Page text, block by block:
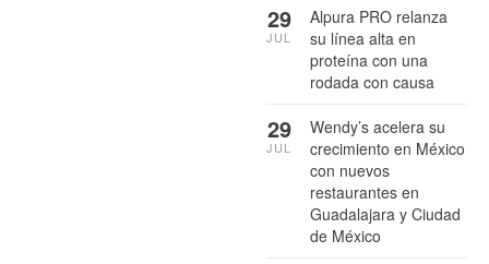
Alpura PRO relanza
su línea alta en
proteína con una
rodada con causa
29
JUL
Wendy’s acelera su
crecimiento en México
con nuevos
restaurantes en
Guadalajara y Ciudad
de México
29
JUL